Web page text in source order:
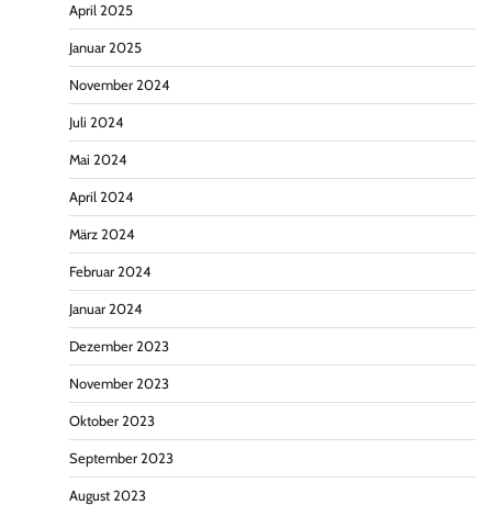
April 2025
Januar 2025
November 2024
Juli 2024
Mai 2024
April 2024
März 2024
Februar 2024
Januar 2024
Dezember 2023
November 2023
Oktober 2023
September 2023
August 2023